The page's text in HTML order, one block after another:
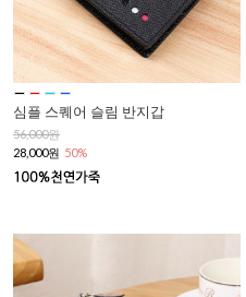
심플 스퀘어 슬림 반지갑
56,000원
28,000원 50%